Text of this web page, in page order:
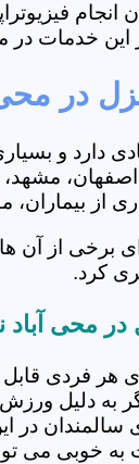
انجام
خدمات در
در محی
دارد و
از
برخی از آن
کرد.
در محی آباد
هر فردی
به دلیل
سالمندان
خوبی می